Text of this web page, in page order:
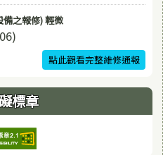
之報修) 輕微
點此觀看完整維修通報
標章